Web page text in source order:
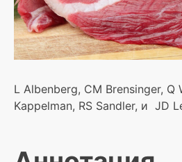
L Albenberg, CM Brensinger, Q
Kappelman, RS Sandler, и JD